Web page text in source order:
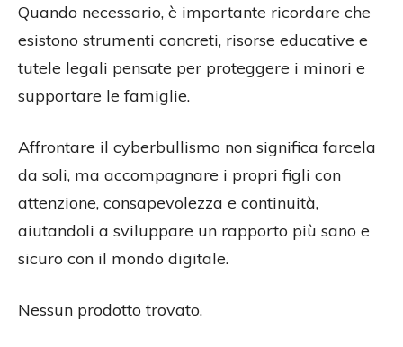
Quando necessario, è importante ricordare che
esistono strumenti concreti, risorse educative e
tutele legali pensate per proteggere i minori e
supportare le famiglie.
Affrontare il cyberbullismo non significa farcela
da soli, ma accompagnare i propri figli con
attenzione, consapevolezza e continuità,
aiutandoli a sviluppare un rapporto più sano e
sicuro con il mondo digitale.
Nessun prodotto trovato.